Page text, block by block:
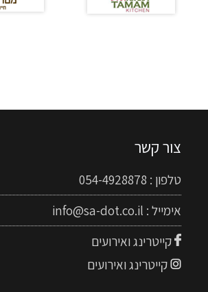
צור קשר
טלפון : 054-4928878
אימייל : info@sa-dot.co.il
קייטרינג ואירועים
קייטרינג ואירועים